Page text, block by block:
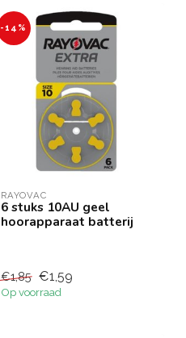
-14%
RAYOVAC
6 stuks 10AU geel
hoorapparaat batterij
€1,85 €1,59
Op voorraad